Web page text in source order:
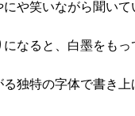
や笑いながら聞いて
なると、白墨をもっ
独特の字体で書き上